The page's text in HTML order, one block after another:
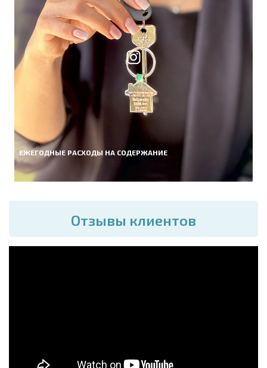
ЕЖЕГОДНЫЕ РАСХОДЫ НА СОДЕРЖАНИЕ
Отзывы клиентов